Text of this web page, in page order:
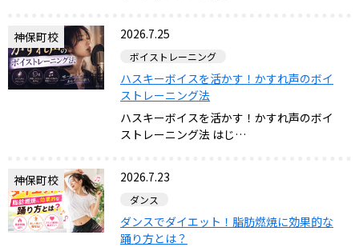
神保町校 2026.7.25
ボイストレーニング
ハスキーボイスを活かす！かすれ声のボイ
ストレーニング法
ハスキーボイスを活かす！かすれ声のボイ
ストレーニング法 はじ…
神保町校 2026.7.23
ダンス
ダンスでダイエット！脂肪燃焼に効果的な
踊り方とは？